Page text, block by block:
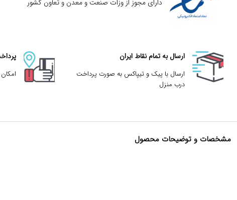
دارای مجوز از وزات صنعت و معدن و تعاون کشور
ارسال به تمام نقاط ایران
ارسال با پیک و تیپاکس به صورت پرداخت
درب منزل
مشخصات و توضیحات محصول